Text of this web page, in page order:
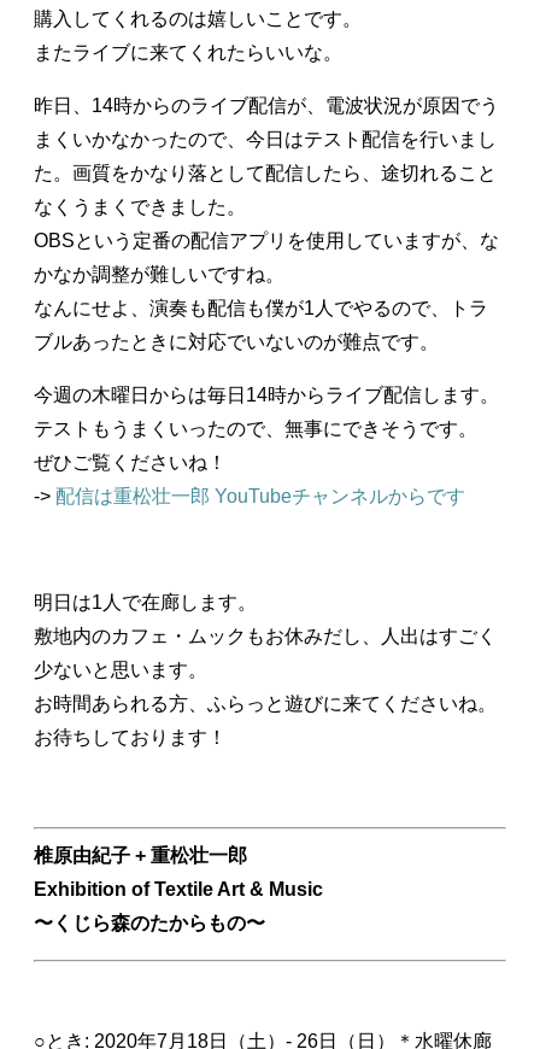
購入してくれるのは嬉しいことです。
またライブに来てくれたらいいな。
昨日、14時からのライブ配信が、電波状況が原因でう
まくいかなかったので、今日はテスト配信を行いまし
た。画質をかなり落として配信したら、途切れること
なくうまくできました。
OBSという定番の配信アプリを使用していますが、な
かなか調整が難しいですね。
なんにせよ、演奏も配信も僕が1人でやるので、トラ
ブルあったときに対応でいないのが難点です。
今週の木曜日からは毎日14時からライブ配信します。
テストもうまくいったので、無事にできそうです。
ぜひご覧くださいね！
-> 配信は重松壮一郎 YouTubeチャンネルからです
明日は1人で在廊します。
敷地内のカフェ・ムックもお休みだし、人出はすごく
少ないと思います。
お時間あられる方、ふらっと遊びに来てくださいね。
お待ちしております！
椎原由紀子 + 重松壮一郎
Exhibition of Textile Art & Music
〜くじら森のたからもの〜
○とき: 2020年7月18日（土）- 26日（日）＊水曜休廊